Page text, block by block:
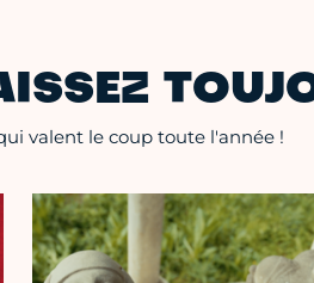
valent le coup toute l'année !